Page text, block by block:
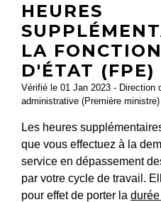
HEURES
LA
D'ÉTAT (FPE)
Vérifié le 01 Jan 2023 - Direction
administrative (Première ministre)
Les heures
que vous effectuez à la
service en dépassement
par votre cycle de travail.
pour effet de porter la